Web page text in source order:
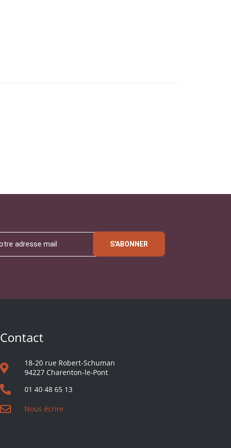
S'ABONNER
Contact
18-20 rue Robert-Schuman
94227 Charenton-le-Pont
01 40 48 65 13
Nous écrire